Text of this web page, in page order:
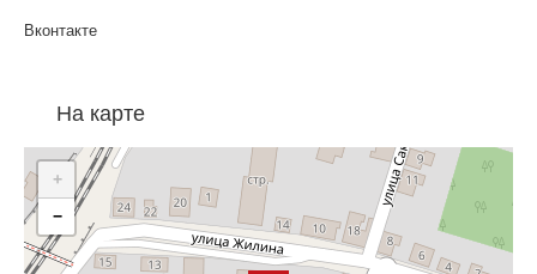
Вконтакте
На карте
+
−